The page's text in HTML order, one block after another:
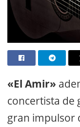
«El Amir»
concertista de
gran impulsor